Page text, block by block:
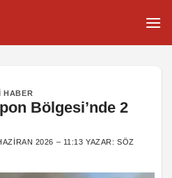
HABER
Bölgesi’nde 2
2026 – 11:13 YAZAR:SÖZ